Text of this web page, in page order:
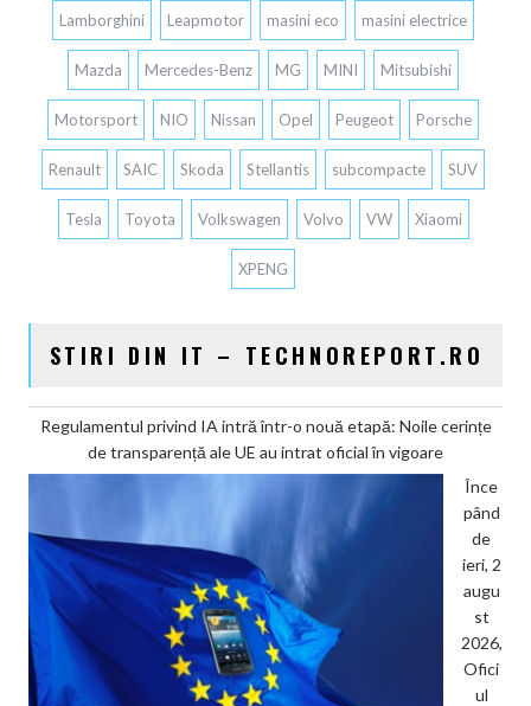
Lamborghini Leapmotor masini eco masini electrice
Mazda Mercedes-Benz MG MINI Mitsubishi
Motorsport NIO Nissan Opel Peugeot Porsche
Renault SAIC Skoda Stellantis subcompacte SUV
Tesla Toyota Volkswagen Volvo VW Xiaomi
XPENG
STIRI DIN IT – TECHNOREPORT.RO
Regulamentul privind IA intră într-o nouă etapă: Noile cerințe
de transparență ale UE au intrat oficial în vigoare
Înce
pând
de
ieri, 2
augu
st
2026,
Ofici
ul